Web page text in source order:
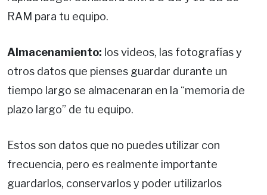
RAM para tu equipo.
Almacenamiento: los videos, las fotografías y
otros datos que pienses guardar durante un
tiempo largo se almacenaran en la “memoria de
plazo largo” de tu equipo.
Estos son datos que no puedes utilizar con
frecuencia, pero es realmente importante
guardarlos, conservarlos y poder utilizarlos